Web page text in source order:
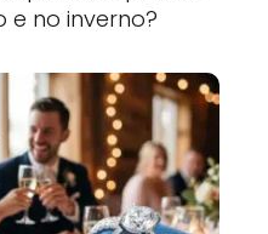
no inverno?